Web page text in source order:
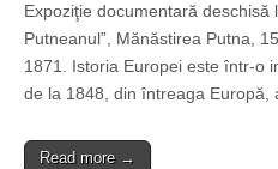
Expoziţie documentară deschisă
Putneanul”, Mănăstirea Putna,
1871. Istoria Europei este într-o
de la 1848, din întreaga Europă,
Read more →